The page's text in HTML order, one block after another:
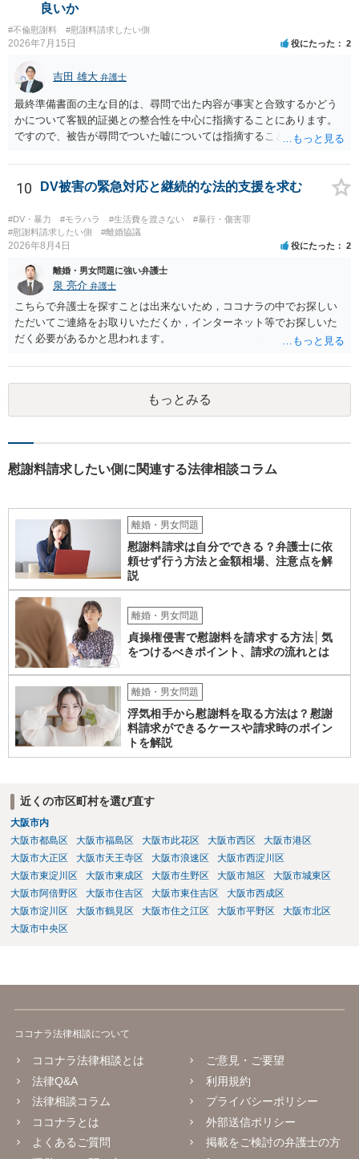
良いか
#不倫慰謝料 #慰謝料請求したい側
2026年7月15日 役にたった 2
吉田 雄大 弁護士
最終準備書面の主な目的は、尋問で出た内容が事実と合致するかどう
かについて客観的証拠との整合性を中心に指摘することにあります。
ですので、被告が尋問でついた嘘については指摘することが大切で
事実でないとの指摘をすることも必要です。 これらの点について最終
準備書面で的確な指摘ができれば裁判所の理解も深まると思います
が、和解のときに裁判所から開示された金額からさらに判決金額が増
えるかどうかは、裁判官の個性に依る点が大きいので、何ともいえま
せん。
10 DV被害の緊急対応と継続的な法的支援を求む
#DV・暴力 #モラハラ #生活費を渡さない
#暴行・傷害罪
#慰謝料請求したい側
#離婚協議
2026年8月4日 役にたった 2
離婚・男女問題に強い弁護士
泉 亮介 弁護士
こちらで弁護士を探すことは出来ないため，ココナラの中でお探しい
ただいてご連絡をお取りいただくか，インターネット等でお探しいた
だく必要があるかと思われます。
もっとみる
慰謝料請求したい側に関連する法律相談コラム
離婚・男女問題
慰謝料請求は自分でできる？弁護士に依
頼せず行う方法と金額相場、注意点を解
説
離婚・男女問題
貞操権侵害で慰謝料を請求する方法│気
をつけるべきポイント、請求の流れとは
離婚・男女問題
浮気相手から慰謝料を取る方法は？慰謝
料請求ができるケースや請求時のポイン
トを解説
近くの市区町村を選び直す
大阪市内
大阪市都島区
大阪市福島区 大阪市此花区 大阪市西区
大阪市港区
大阪市大正区
大阪市天王寺区 大阪市浪速区
大阪市西淀川区
大阪市東淀川区
大阪市東成区 大阪市生野区 大阪市旭区
大阪市城東区
大阪市阿倍野区
大阪市住吉区 大阪市東住吉区
大阪市西成区
大阪市淀川区
大阪市鶴見区 大阪市住之江区 大阪市平野区
大阪市北区
大阪市中央区
ココナラ法律相談について
ココナラ法律相談とは
法律Q&A
法律相談コラム
ココナラとは
よくあるご質問
ご意見・ご要望
利用規約
プライバシーポリシー
外部送信ポリシー
掲載をご検討の弁護士の方